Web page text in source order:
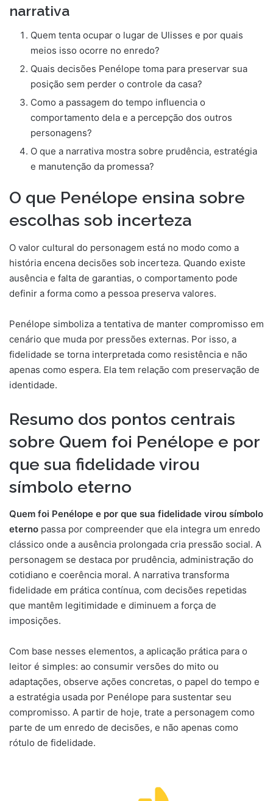
narrativa
Quem tenta ocupar o lugar de Ulisses e por quais
meios isso ocorre no enredo?
Quais decisões Penélope toma para preservar sua
posição sem perder o controle da casa?
Como a passagem do tempo influencia o
comportamento dela e a percepção dos outros
personagens?
O que a narrativa mostra sobre prudência, estratégia
e manutenção da promessa?
O que Penélope ensina sobre
escolhas sob incerteza
O valor cultural do personagem está no modo como a
história encena decisões sob incerteza. Quando existe
ausência e falta de garantias, o comportamento pode
definir a forma como a pessoa preserva valores.
Penélope simboliza a tentativa de manter compromisso em
cenário que muda por pressões externas. Por isso, a
fidelidade se torna interpretada como resistência e não
apenas como espera. Ela tem relação com preservação de
identidade.
Resumo dos pontos centrais
sobre Quem foi Penélope e por
que sua fidelidade virou
símbolo eterno
Quem foi Penélope e por que sua fidelidade virou símbolo
eterno passa por compreender que ela integra um enredo
clássico onde a ausência prolongada cria pressão social. A
personagem se destaca por prudência, administração do
cotidiano e coerência moral. A narrativa transforma
fidelidade em prática contínua, com decisões repetidas
que mantêm legitimidade e diminuem a força de
imposições.
Com base nesses elementos, a aplicação prática para o
leitor é simples: ao consumir versões do mito ou
adaptações, observe ações concretas, o papel do tempo e
a estratégia usada por Penélope para sustentar seu
compromisso. A partir de hoje, trate a personagem como
parte de um enredo de decisões, e não apenas como
rótulo de fidelidade.